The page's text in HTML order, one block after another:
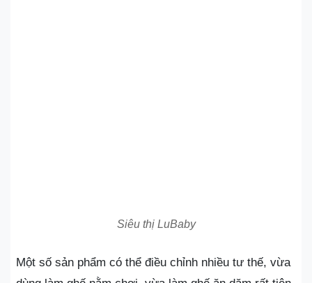
Siêu thị LuBaby
Một số sản phẩm có thể điều chỉnh nhiều tư thế, vừa